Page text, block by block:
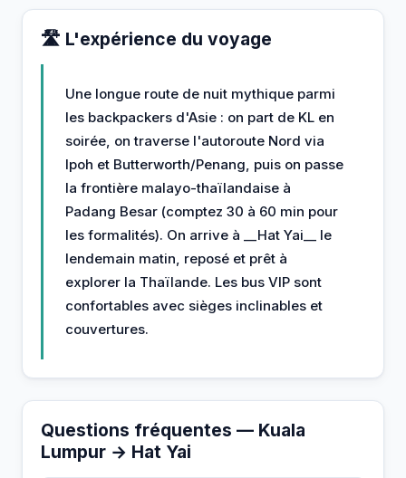
🛣️ L'expérience du voyage
Une longue route de nuit mythique parmi
les backpackers d'Asie : on part de KL en
soirée, on traverse l'autoroute Nord via
Ipoh et Butterworth/Penang, puis on passe
la frontière malayo-thaïlandaise à
Padang Besar (comptez 30 à 60 min pour
les formalités). On arrive à __Hat Yai__ le
lendemain matin, reposé et prêt à
explorer la Thaïlande. Les bus VIP sont
confortables avec sièges inclinables et
couvertures.
Questions fréquentes — Kuala
Lumpur → Hat Yai